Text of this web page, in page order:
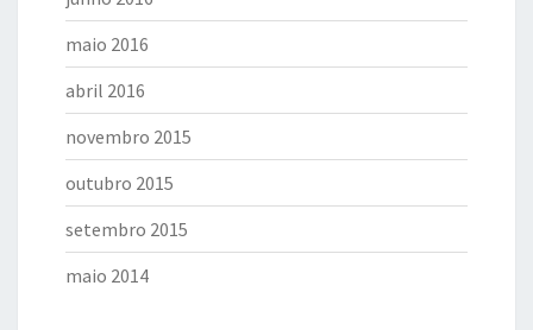
maio 2016
abril 2016
novembro 2015
outubro 2015
setembro 2015
maio 2014